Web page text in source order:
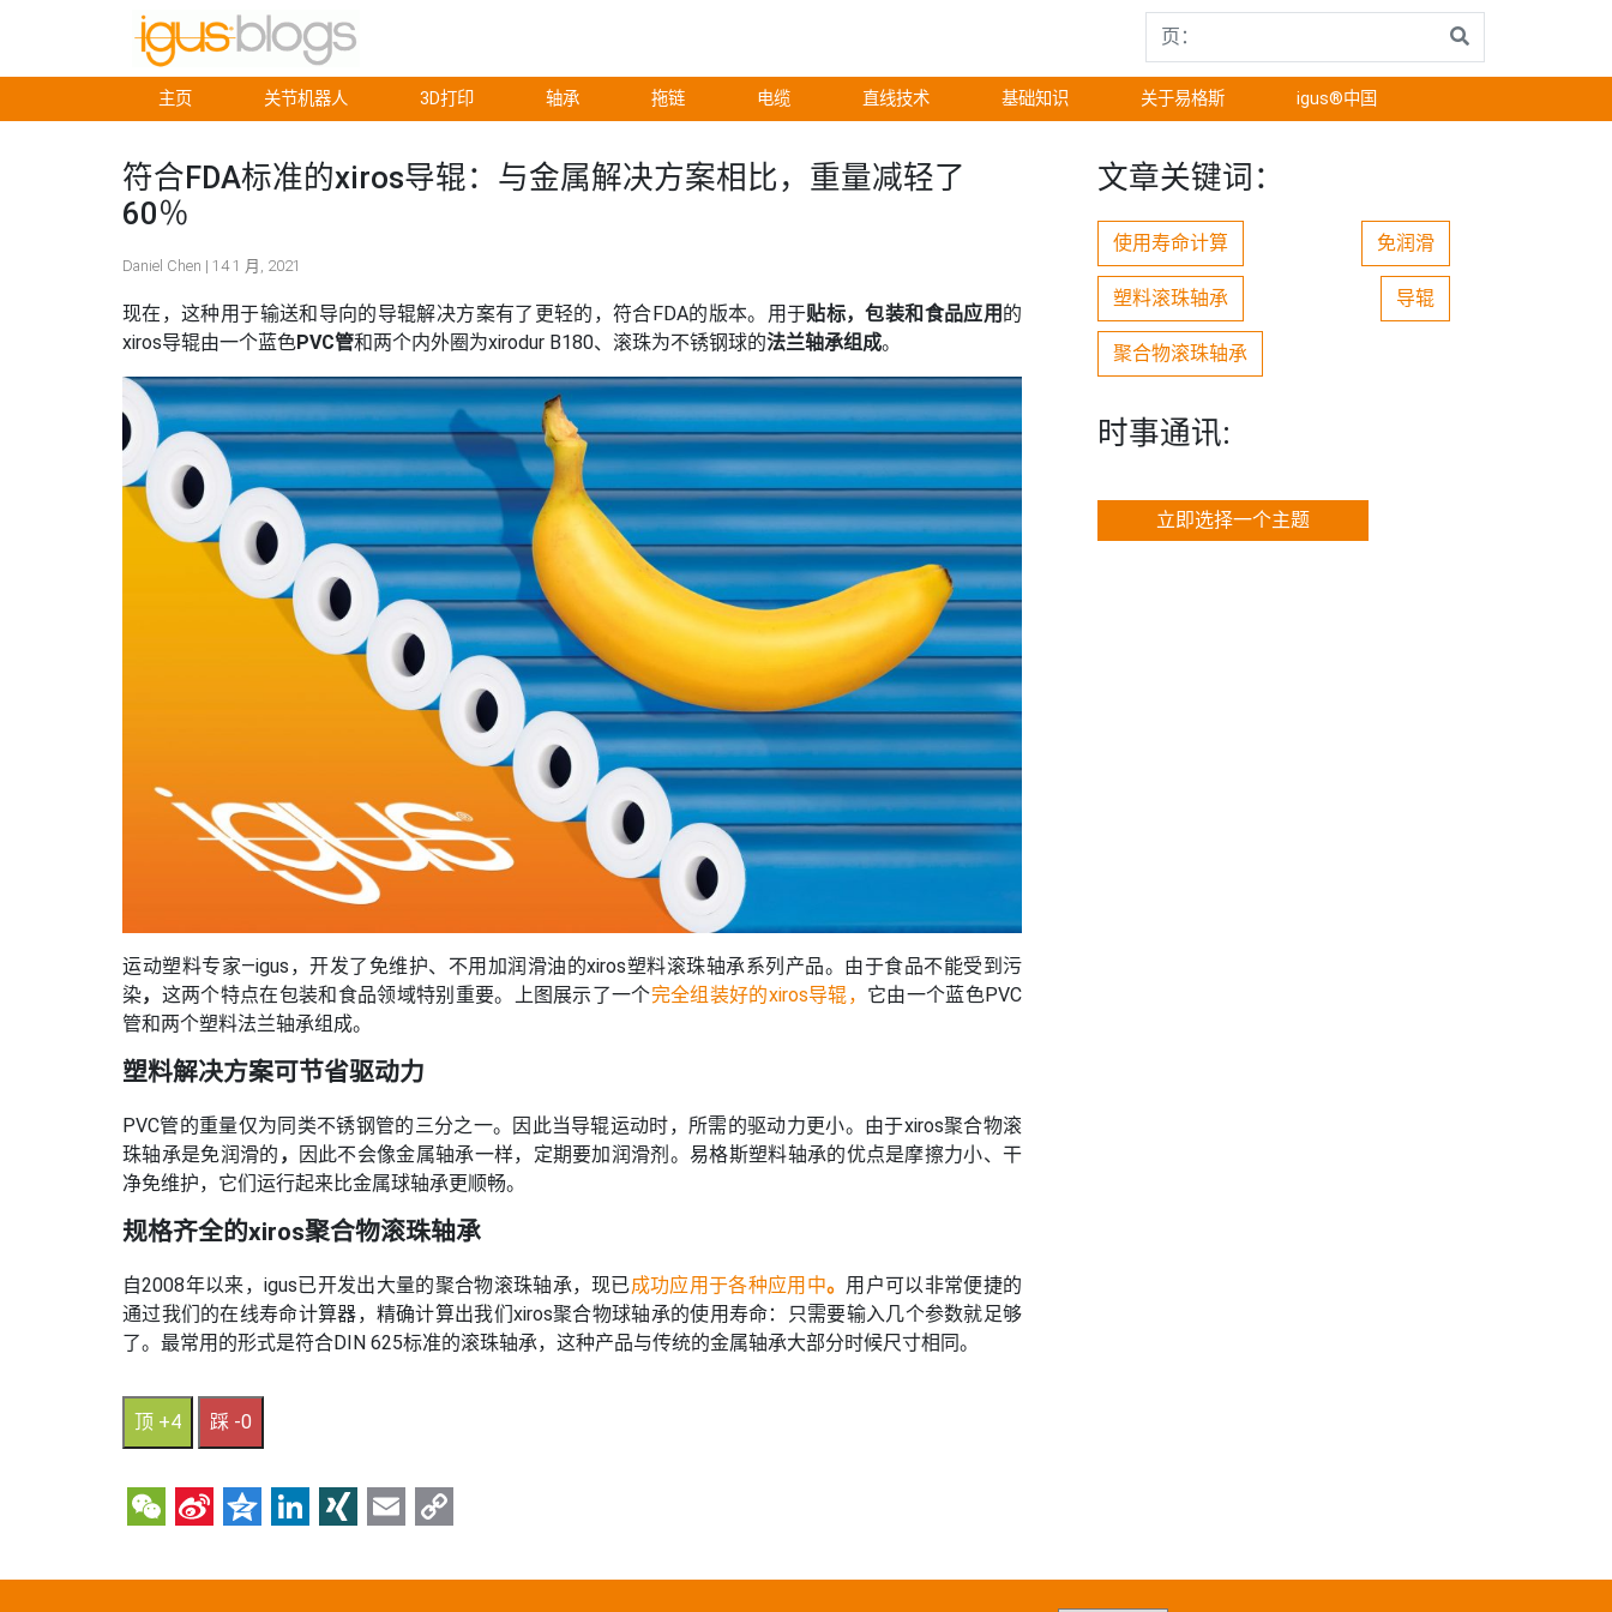
主页 关节机器人 3D打印 轴承 拖链 电缆 直线技术 基础知识 关于易格斯 igus®中国
符合FDA标准的xiros导辊：与金属解决方案相比，重量减轻了
60％
Daniel Chen | 14 1 月, 2021
现在，这种用于输送和导向的导辊解决方案有了更轻的，符合FDA的版本。用于贴标，包装和食品应用 的
xiros导辊由一个蓝色PVC管和两个内外圈为xirodur B180、滚珠为不锈钢球的法兰轴承组成。
运动塑料专家—igus，开发了免维护、不用加润滑油的xiros塑料滚珠轴承系列产品。由于食品不能受到污
染， 这两个特点在包装和食品领域特别重要。上图展示了一个完全组装好的xiros导辊， 它由一个蓝色PVC
管和两个塑料法兰轴承组成。
塑料解决方案可节省驱动力
PVC管的重量仅为同类不锈钢管的三分之一。因此当导辊运动时，所需的驱动力更小。由于xiros聚合物滚
珠轴承是免润滑的 ，
因此不会像金属轴承一样，定期要加润滑剂。易格斯塑料轴承的优点是摩擦力小、干
净免维护，它们运行起来比金属球轴承更顺畅。
规格齐全的xiros聚合物滚珠轴承
自2008年以来，igus已开发出大量的聚合物滚珠轴承，现已成功应用于各种应用中。 用户可以非常便捷的
通过我们的在线寿命计算器，精确计算出我们xiros聚合物球轴承的使用寿命：只需要输入几个参数就足够
了。最常用的形式是符合DIN 625标准的滚珠轴承，这种产品与传统的金属轴承大部分时候尺寸相同。
顶 +4 踩 -0
WeChat
SinaQzoneLinkedIn
XINGEmail
文章关键词：
使用寿命计算 免润滑
塑料滚珠轴承 导辊
聚合物滚珠轴承
时事通讯:
立即选择一个主题